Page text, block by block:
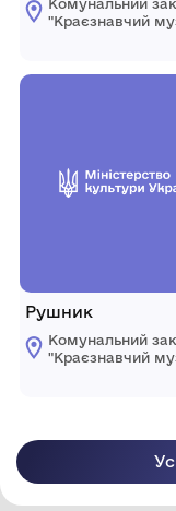
"Краєзнавчий
Рушник
Комунальний
"Краєзнавчий